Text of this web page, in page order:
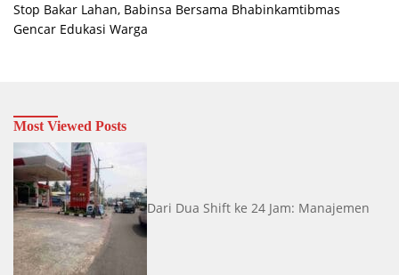
Stop Bakar Lahan, Babinsa Bersama Bhabinkamtibmas
Gencar Edukasi Warga
Most Viewed Posts
Dari Dua Shift ke 24 Jam: Manajemen